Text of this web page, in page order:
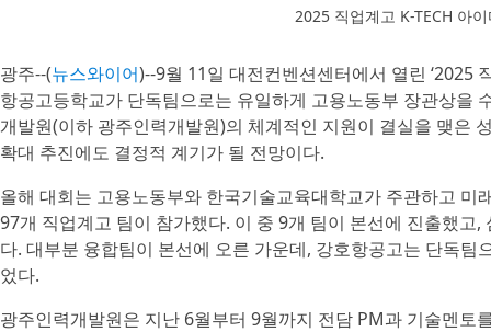
2025 직업계고 K-TECH 아
광주--(뉴스와이어)--9월 11일 대전컨벤션센터에서 열린 ‘2025
항공고등학교가 단독팀으로는 유일하게 고용노동부 장관상을
개발원(이하 광주인력개발원)의 체계적인 지원이 결실을 맺은
확대 추진에도 결정적 계기가 될 전망이다.
올해 대회는 고용노동부와 한국기술교육대학교가 주관하고
97개 직업계고 팀이 참가했다. 이 중 9개 팀이 본선에 진출했고
다. 대부분 융합팀이 본선에 오른 가운데, 강호항공고는 단독
었다.
광주인력개발원은 지난 6월부터 9월까지 전담 PM과 기술멘토